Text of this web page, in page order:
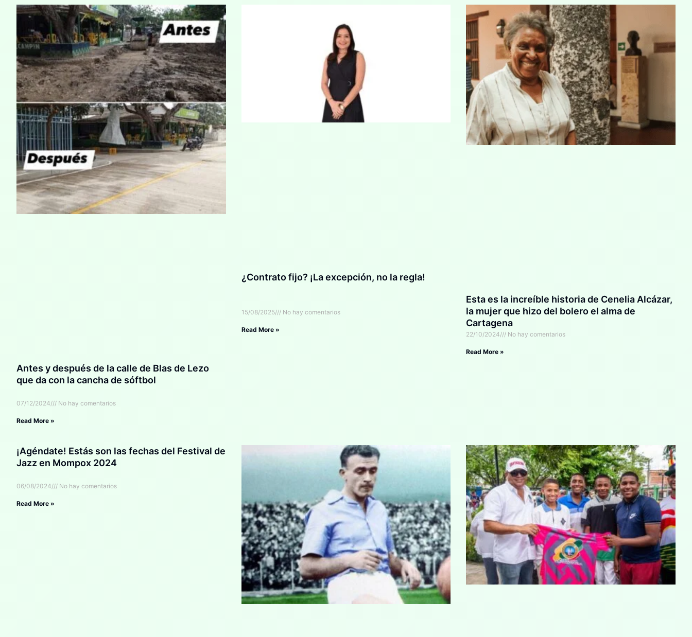
Antes y después de la calle de Blas de Lezo
que da con la cancha de sóftbol
07/12/2024 No hay comentarios
Read More »
¿Contrato fijo? ¡La excepción, no la regla!
15/08/2025 No hay comentarios
Read More »
Esta es la increíble historia de Cenelia Alcázar,
la mujer que hizo del bolero el alma de
Cartagena
22/10/2024 No hay comentarios
Read More »
¡Agéndate! Estás son las fechas del Festival de
Jazz en Mompox 2024
06/08/2024 No hay comentarios
Read More »